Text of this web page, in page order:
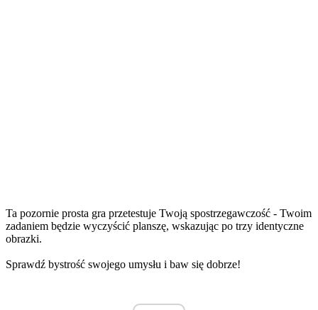
Ta pozornie prosta gra przetestuje Twoją spostrzegawczość - Twoim
zadaniem będzie wyczyścić planszę, wskazując po trzy identyczne
obrazki.
Sprawdź bystrość swojego umysłu i baw się dobrze!